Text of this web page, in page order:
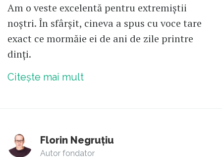
Am o veste excelentă pentru extremiștii
noștri. În sfârșit, cineva a spus cu voce tare
exact ce mormăie ei de ani de zile printre
dinți.
Citește mai mult
Florin Negruțiu
Autor fondator